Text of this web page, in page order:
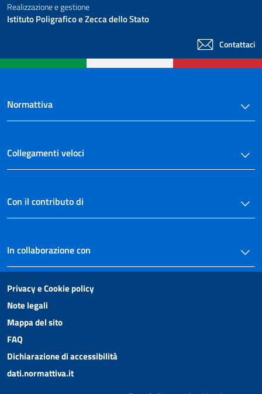
Realizzazione e gestione
Istituto Poligrafico e Zecca dello Stato
Contattaci
Normattiva
Collegamenti veloci
Con il contributo di
In collaborazione con
Privacy e Cookie policy
Note legali
Mappa del sito
FAQ
Dichiarazione di accessibilità
dati.normattiva.it